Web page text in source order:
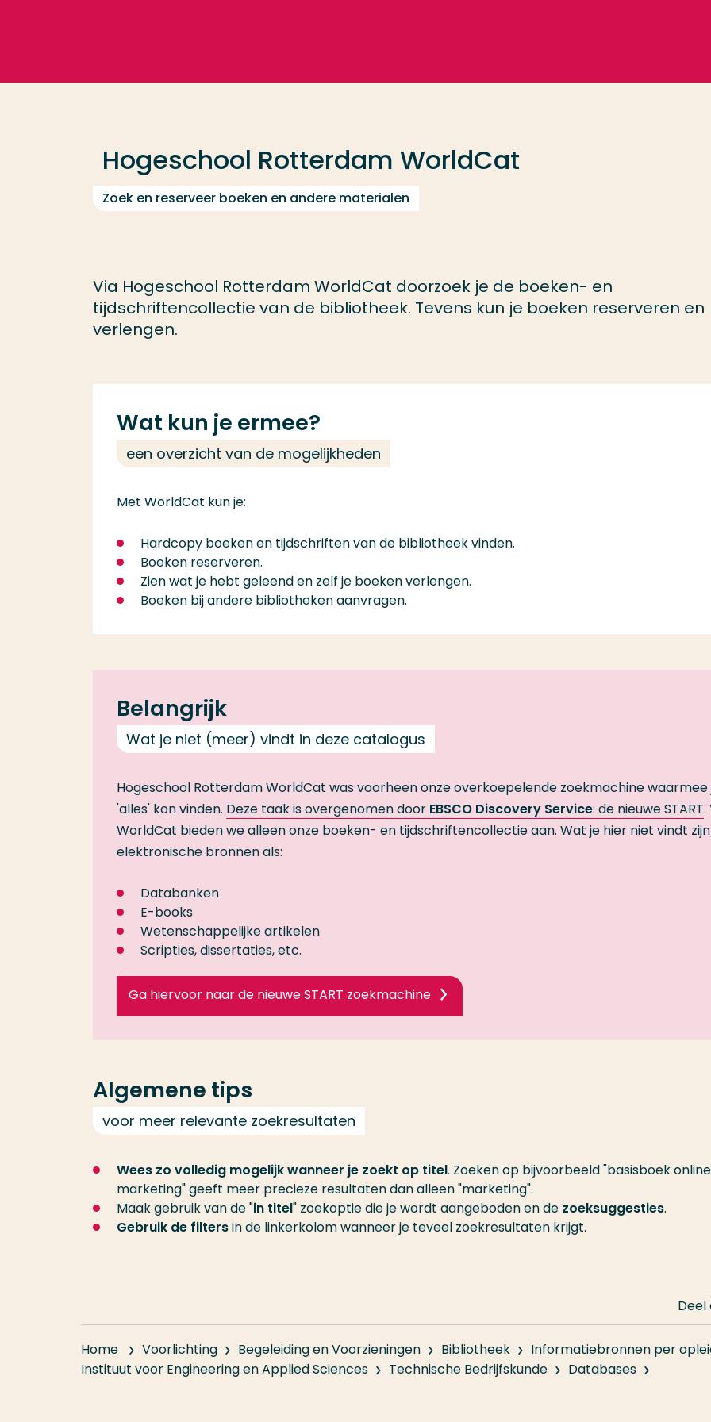
Hogeschool Rotterdam WorldCat
Zoek en reserveer boeken en andere materialen
Via Hogeschool Rotterdam WorldCat doorzoek je de boeken- en
tijdschriftencollectie van de bibliotheek. Tevens kun je boeken reserveren en
verlengen.
Wat kun je ermee?
een overzicht van de mogelijkheden
Met WorldCat kun je:
Hardcopy boeken en tijdschriften van de bibliotheek vinden.
Boeken reserveren.
Zien wat je hebt geleend en zelf je boeken verlengen.
Boeken bij andere bibliotheken aanvragen.
Belangrijk
Wat je niet (meer) vindt in deze catalogus
Hogeschool Rotterdam WorldCat was voorheen onze overkoepelende zoekmachine waarmee
'alles' kon vinden. Deze taak is overgenomen door EBSCO Discovery Service: de nieuwe START.
WorldCat bieden we alleen onze boeken- en tijdschriftencollectie aan. Wat je hier niet vindt zijn
elektronische bronnen als:
Databanken
E-books
Wetenschappelijke artikelen
Scripties, dissertaties, etc.
Ga hiervoor naar de nieuwe START zoekmachine
Algemene tips
voor meer relevante zoekresultaten
Wees zo volledig mogelijk wanneer je zoekt op titel. Zoeken op bijvoorbeeld "basisboek online
marketing" geeft meer precieze resultaten dan alleen "marketing".
Maak gebruik van de "in titel" zoekoptie die je wordt aangeboden en de zoeksuggesties.
Gebruik de filtersin de linkerkolom wanneer je teveel zoekresultaten krijgt.
Home Voorlichting Begeleiding en Voorzieningen Bibliotheek
Informatiebronnen per
Instituut voor Engineering en Applied Sciences
Technische Bedrijfskunde Databases
Deel
Contact